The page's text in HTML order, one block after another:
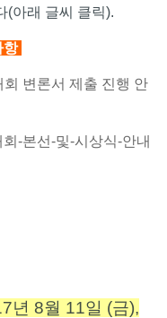
(아래 글씨 클릭).
항
변론서 제출 진행 안
-본선-및-시상식-안내
년 8월 11일 (금),